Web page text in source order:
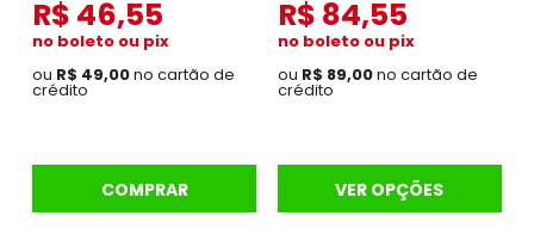
R$ 46,55
no boleto ou pix
ou R$ 49,00no cartão de
crédito
COMPRAR
R$ 84,55
no boleto ou pix
ou R$ 89,00no cartão de
crédito
VER OPÇÕES